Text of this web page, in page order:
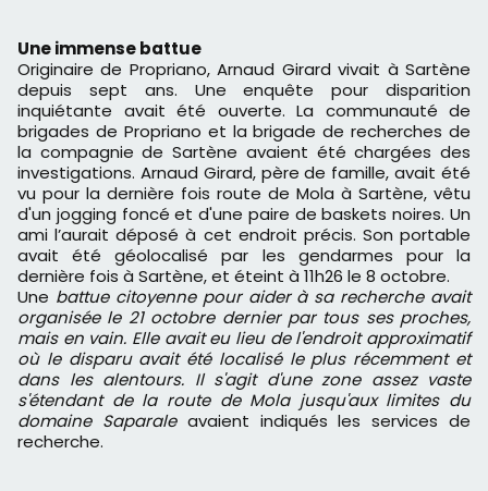
Une immense battue
Originaire de Propriano, Arnaud Girard vivait à Sartène
depuis sept ans. Une enquête pour disparition
inquiétante avait été ouverte. La communauté de
brigades de Propriano et la brigade de recherches de
la compagnie de Sartène avaient été chargées des
investigations. Arnaud Girard, père de famille, avait été
vu pour la dernière fois route de Mola à Sartène, vêtu
d'un jogging foncé et d'une paire de baskets noires. Un
ami l’aurait déposé à cet endroit précis. Son portable
avait été géolocalisé par les gendarmes pour la
dernière fois à Sartène, et éteint à 11h26 le 8 octobre.
Une battue citoyenne pour aider à sa recherche avait
organisée le 21 octobre dernier par tous ses proches,
mais en vain. Elle avait eu lieu de l'endroit approximatif
où le disparu avait été localisé le plus récemment et
dans les alentours. Il s'agit d'une zone assez vaste
s'étendant de la route de Mola jusqu'aux limites du
domaine Saparaleavaient indiqués les services de
recherche.